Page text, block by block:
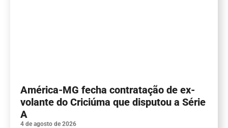
América-MG fecha contratação de ex-
volante do Criciúma que disputou a Série
A
4 de agosto de 2026